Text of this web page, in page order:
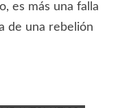
es más una falla
de una rebelión